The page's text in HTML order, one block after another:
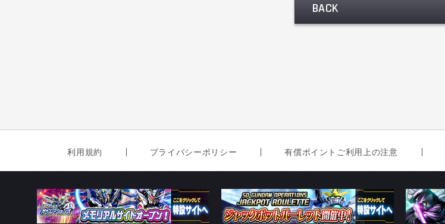
BACK
利用規約 プライバシーポリシー 有償ポイントご利用上の注意